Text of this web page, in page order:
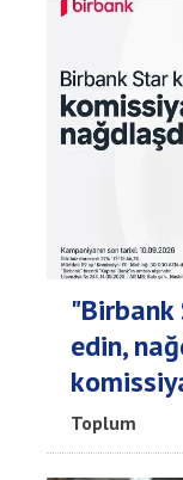
"Birbank
edin,
Toplum